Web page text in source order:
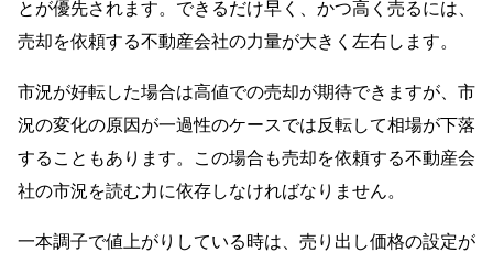
とが優先されます。できるだけ早く、かつ高く売るには、
売却を依頼する不動産会社の力量が大きく左右します。
市況が好転した場合は高値での売却が期待できますが、市
況の変化の原因が一過性のケースでは反転して相場が下落
することもあります。この場合も売却を依頼する不動産会
社の市況を読む力に依存しなければなりません。
一本調子で値上がりしている時は、売り出し価格の設定が